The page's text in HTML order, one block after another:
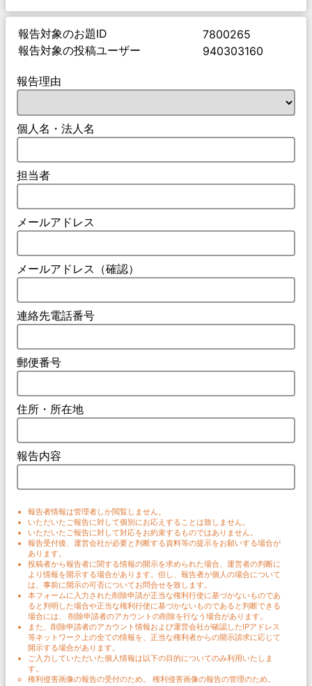
報告対象のお題ID
7800265
報告対象の投稿ユーザー
940303160
報告理由
個人名・法人名
担当者
メールアドレス
メールアドレス（確認）
連絡先電話番号
郵便番号
住所・所在地
報告内容
報告者情報は管理者しか閲覧しません。
いただいたご報告に対して個別にお応えすることは致しません。
いただいたご報告に対して対応をお約束するものではありません。
報告受付後、運営会社が必要と判断する資料等の提示をお願いする場合が
あります。
投稿者から報告者に関する情報の開示を求められた場合、運営者の判断に
より情報を開示する場合があります。但し、報告者が個人の場合について
は、事前に開示の可否についてお問合せを致します。
本フォームに入力された削除申請が正当な権利行使に基づかないものであ
ると判明した場合や正当な権利行使に基づかないものであると判断できる
場合には、 削除申請者のアカウントの削除を行なう場合があります。
また、削除申請者のアカウント情報および運営会社が確認したIPアドレス
等ネットワーク上の全ての情報を、正当な権利者からの開示請求に応じて
開示する場合があります。
ご入力していただいた個人情報は以下の目的についてのみ利用いたしま
す。
権利侵害画像の報告の受付のため。 権利侵害画像の報告の管理のため。